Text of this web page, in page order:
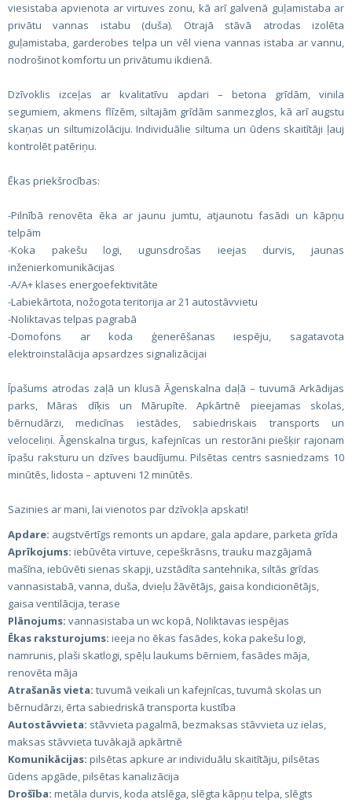
viesistaba apvienota ar virtuves zonu, kā arī galvenā guļamistaba ar
privātu vannas istabu (duša). Otrajā stāvā atrodas izolēta
guļamistaba, garderobes telpa un vēl viena vannas istaba ar vannu,
nodrošinot komfortu un privātumu ikdienā.
Dzīvoklis izceļas ar kvalitatīvu apdari – betona grīdām, vinila
segumiem, akmens flīzēm, siltajām grīdām sanmezglos, kā arī augstu
skaņas un siltumizolāciju. Individuālie siltuma un ūdens skaitītāji ļauj
kontrolēt patēriņu.
Ēkas priekšrocības:
-Pilnībā renovēta ēka ar jaunu jumtu, atjaunotu fasādi un kāpņu
telpām
-Koka pakešu logi, ugunsdrošas ieejas durvis, jaunas
inženierkomunikācijas
-A/A+ klases energoefektivitāte
-Labiekārtota, nožogota teritorija ar 21 autostāvvietu
-Noliktavas telpas pagrabā
-Domofons ar koda ģenerēšanas iespēju, sagatavota
elektroinstalācija apsardzes signalizācijai
Īpašums atrodas zaļā un klusā Āgenskalna daļā – tuvumā Arkādijas
parks, Māras dīķis un Mārupīte. Apkārtnē pieejamas skolas,
bērnudārzi, medicīnas iestādes, sabiedriskais transports un
veloceliņi. Āgenskalna tirgus, kafejnīcas un restorāni piešķir rajonam
īpašu raksturu un dzīves baudījumu. Pilsētas centrs sasniedzams 10
minūtēs, lidosta – aptuveni 12 minūtēs.
Sazinies ar mani, lai vienotos par dzīvokļa apskati!
Apdare: augstvērtīgs remonts un apdare, gala apdare, parketa grīda
Aprīkojums: iebūvēta virtuve, cepeškrāsns, trauku mazgājamā
mašīna, iebūvēti sienas skapji, uzstādīta santehnika, siltās grīdas
vannasistabā, vanna, duša, dvieļu žāvētājs, gaisa kondicionētājs,
gaisa ventilācija, terase
Plānojums: vannasistaba un wc kopā, Noliktavas iespējas
Ēkas raksturojums: ieeja no ēkas fasādes, koka pakešu logi,
namrunis, plaši skatlogi, spēļu laukums bērniem, fasādes māja,
renovēta māja
Atrašanās vieta: tuvumā veikali un kafejnīcas, tuvumā skolas un
bērnudārzi, ērta sabiedriskā transporta kustība
Autostāvvieta: stāvvieta pagalmā, bezmaksas stāvvieta uz ielas,
maksas stāvvieta tuvākajā apkārtnē
Komunikācijas: pilsētas apkure ar individuālu skaitītāju, pilsētas
ūdens apgāde, pilsētas kanalizācija
Drošība: metāla durvis, koda atslēga, slēgta kāpņu telpa, slēgts